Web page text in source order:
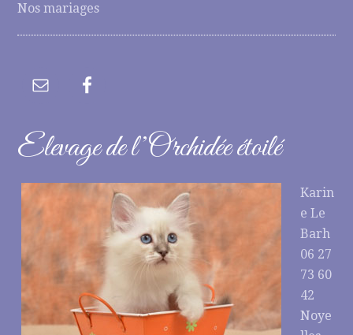
Nos mariages
Elevage de l’Orchidée étoilé
Karin
e Le
Barh
06 27
73 60
42
Noye